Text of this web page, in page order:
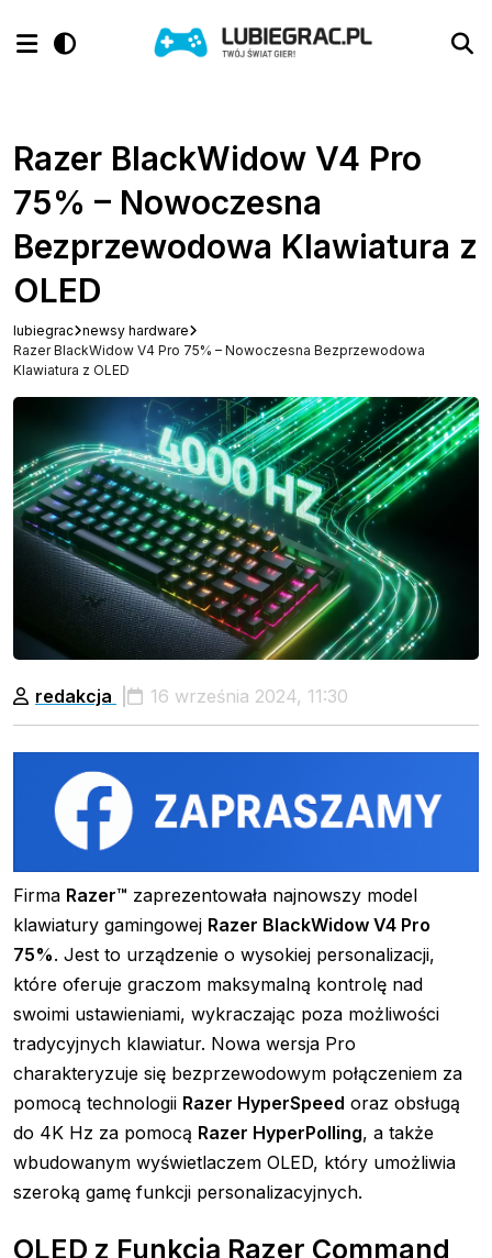
Razer BlackWidow V4 Pro
75% – Nowoczesna
Bezprzewodowa Klawiatura z
OLED
lubiegrac newsy hardware
Razer BlackWidow V4 Pro 75% – Nowoczesna Bezprzewodowa
Klawiatura z OLED
redakcja 16 września 2024, 11:30
Firma Razer™ zaprezentowała najnowszy model
klawiatury gamingowej Razer BlackWidow V4 Pro
75%. Jest to urządzenie o wysokiej personalizacji,
które oferuje graczom maksymalną kontrolę nad
swoimi ustawieniami, wykraczając poza możliwości
tradycyjnych klawiatur. Nowa wersja Pro
charakteryzuje się bezprzewodowym połączeniem za
pomocą technologii Razer HyperSpeed oraz obsługą
do 4K Hz za pomocą Razer HyperPolling, a także
wbudowanym wyświetlaczem OLED, który umożliwia
szeroką gamę funkcji personalizacyjnych.
OLED z Funkcją Razer Command